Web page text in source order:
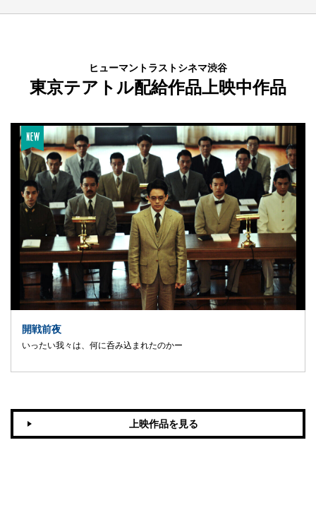
ヒューマントラストシネマ渋谷
東京テアトル配給作品上映中作品
開戦前夜
いったい我々は、何に呑み込まれたのかー
上映作品を見る